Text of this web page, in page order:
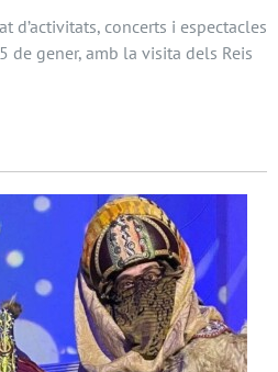
d’activitats, concerts i espectacles
de gener, amb la visita dels Reis